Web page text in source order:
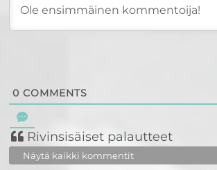
0 COMMENTS
Rivinsisäiset palautteet
Näytä kaikki kommentit